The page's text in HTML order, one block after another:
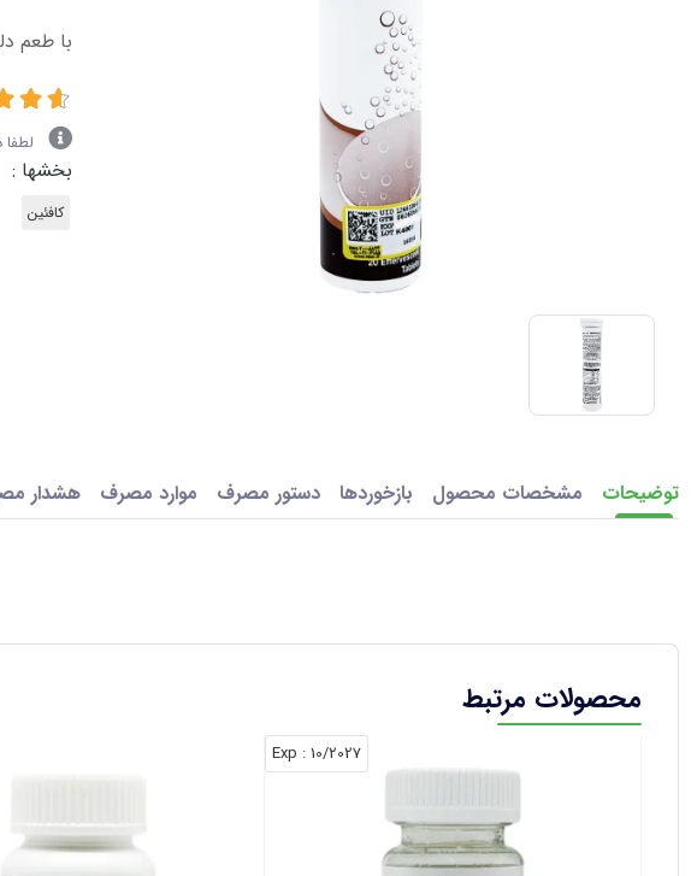
با طعم
بخشها :
کافئین
توضیحات مشخصات محصول بازخوردها دستور مصرف موارد مصرف هشدار
محصولات مرتبط
10/2027
: Exp